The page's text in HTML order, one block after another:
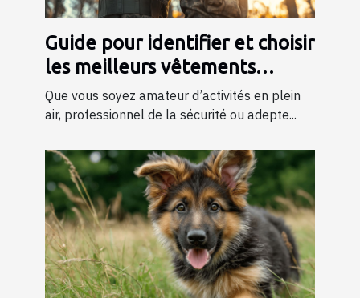
Guide pour identifier et choisir
les meilleurs vêtements
tactiques
Que vous soyez amateur d’activités en plein
air, professionnel de la sécurité ou adepte...